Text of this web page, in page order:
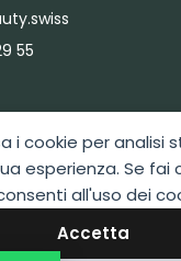
i cookie per analisi
esperienza. Se fai
all'uso dei
Accetta
55
Hair Care